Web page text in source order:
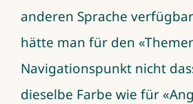
anderen Sprache
hätte man für den
Navigationspunkt nicht
dieselbe Farbe wie für